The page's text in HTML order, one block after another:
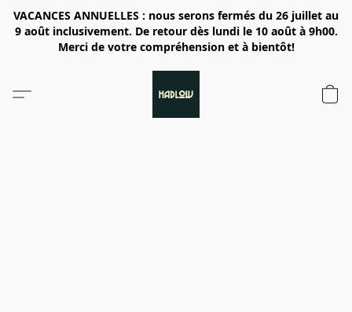
VACANCES ANNUELLES : nous serons fermés du 26 juillet au
9 août inclusivement. De retour dès lundi le 10 août à 9h00.
Merci de votre compréhension et à bientôt!